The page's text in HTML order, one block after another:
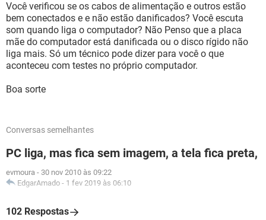
Você verificou se os cabos de alimentação e outros estão
bem conectados e e não estão danificados? Você escuta
som quando liga o computador? Não Penso que a placa
mãe do computador está danificada ou o disco rígido não
liga mais. Só um técnico pode dizer para você o que
aconteceu com testes no próprio computador.
Boa sorte
Conversas semelhantes
PC liga, mas fica sem imagem, a tela fica preta,
evmoura - 30 nov 2010 às 09:22
EdgarAmado - 1 fev 2019 às 06:10
102 Respostas